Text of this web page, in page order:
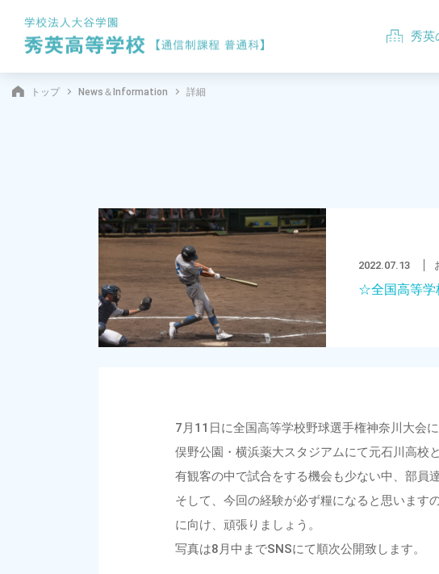
秀英
トップ News＆Information 詳細
2022.07.13
☆全国高等
7月11日に全国高等学校野球選手権神奈川大会
俣野公園・横浜薬大スタジアムにて元石川高校
有観客の中で試合をする機会も少ない中、部員
そして、今回の経験が必ず糧になると思います
に向け、頑張りましょう。
写真は8月中までSNSにて順次公開致します。